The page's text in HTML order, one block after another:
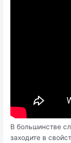
В большинстве
заходите в